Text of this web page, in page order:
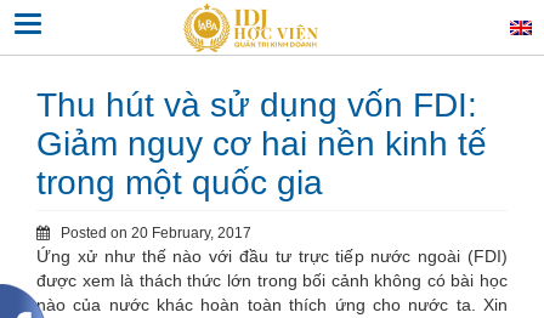
Skip
content
Toggle navigation
Thu hút và sử dụng vốn FDI:
Giảm nguy cơ hai nền kinh tế
trong một quốc gia
Posted on 20 February, 2017
Ứng xử như thế nào với đầu tư trực tiếp nước ngoài (FDI)
được xem là thách thức lớn trong bối cảnh không có bài học
nào của nước khác hoàn toàn thích ứng cho nước ta. Xin